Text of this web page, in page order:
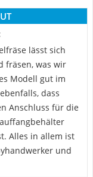
lässt sich
fräsen, was wir
Modell gut im
dass
Anschluss für die
Alles in allem ist
und